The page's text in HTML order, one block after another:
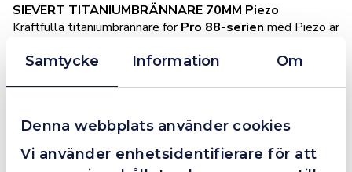
Samtycke Information Om
Denna webbplats använder cookies
Vi använder enhetsidentifierare för att
SIEVERT TITANIUMBRÄNNARE 70MM Piezo
Kraftfulla titaniumbrännare förPro 88-serien med Piezo är
tak och anläggning. Med en imponerande effekt på155
Brännaren är tillverkad i slitstarkt
optimal kombination av låg vikt och hög hållbarhet –